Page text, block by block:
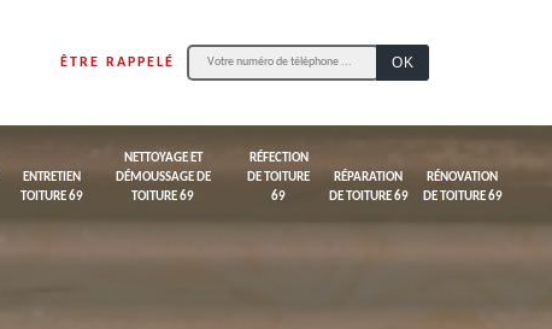
ÊTRE RAPPELÉ
ENTRETIEN
TOITURE 69
NETTOYAGE ET
DÉMOUSSAGE DE
TOITURE 69
RÉFECTION
DE TOITURE
69
RÉPARATION
DE TOITURE 69
RÉNOVATION
DE TOITURE 69